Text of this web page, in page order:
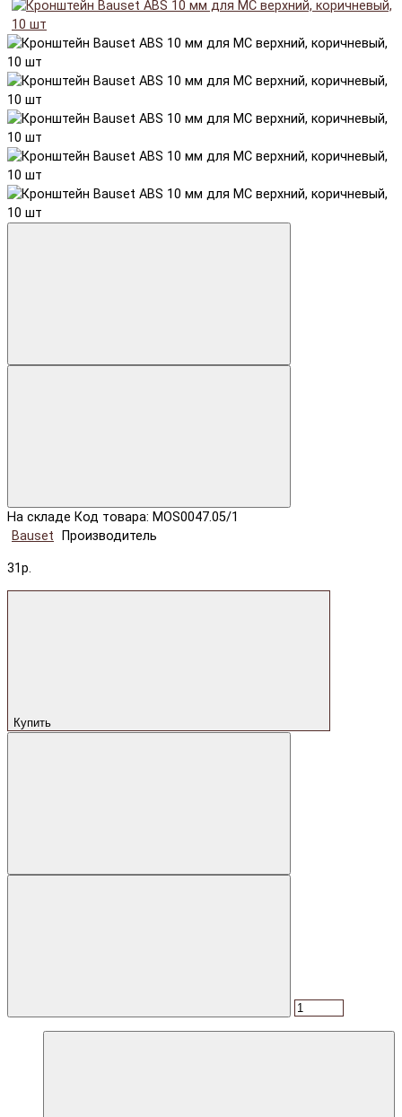
На складе Код товара: MOS0047.05/1
Bauset
Производитель
31р.
Купить